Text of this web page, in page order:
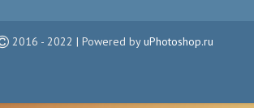
2016 - 2022 | Powered byuPhotoshop.ru